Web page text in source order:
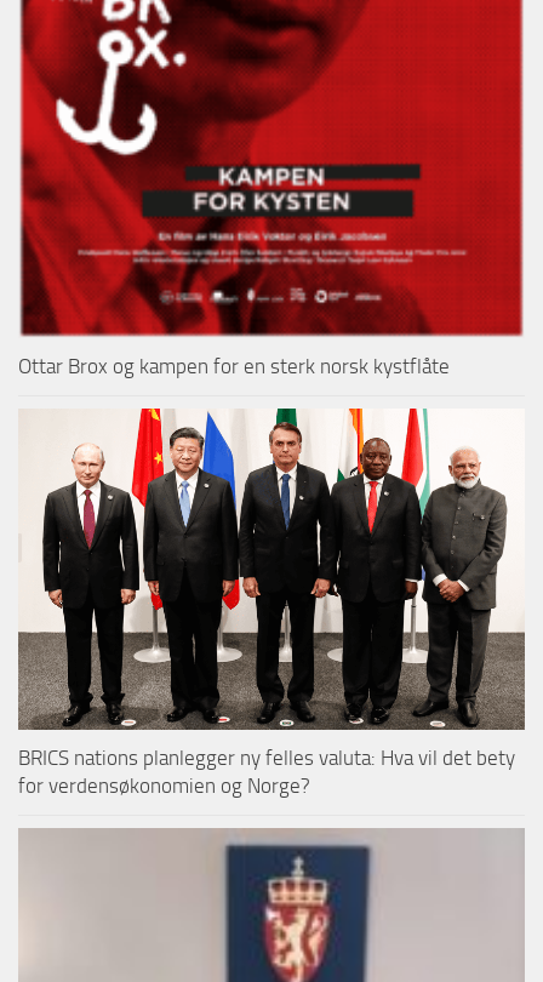
Ottar Brox og kampen for en sterk norsk kystflåte
BRICS nations planlegger ny felles valuta: Hva vil det bety
for verdensøkonomien og Norge?